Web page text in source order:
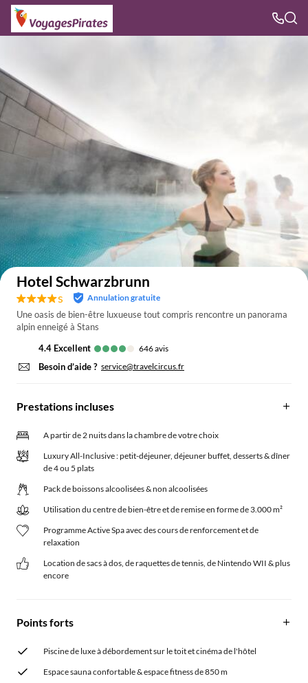
Voir sur la carte
Hotel Schwarzbrunn
s Annulation gratuite
Une oasis de bien-être luxueuse tout compris rencontre un panorama
alpin enneigé à Stans
4.4
excellent 646avis
Besoin d’aide ? service@travelcircus.fr
Prestations incluses
A partir de 2 nuits dans la chambre de votre choix
Luxury All-Inclusive : petit-déjeuner, déjeuner buffet, desserts & dîner
de 4 ou 5 plats
Pack de boissons alcoolisées & non alcoolisées
Utilisation du centre de bien-être et de remise en forme de 3.000 m²
Programme Active Spa avec des cours de renforcement et de
relaxation
Location de sacs à dos, de raquettes de tennis, de Nintendo WII & plus
encore
Points forts
Piscine de luxe à débordement sur le toit et cinéma de l'hôtel
Espace sauna confortable & espace fitness de 850 m